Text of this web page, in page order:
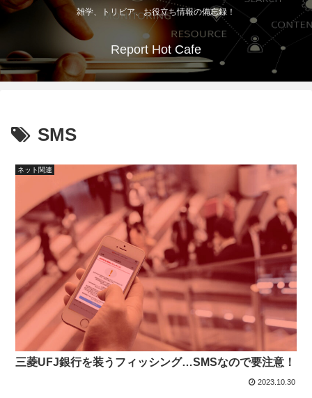
雑学、トリビア、お役立ち情報の備忘録！
Report Hot Cafe
SMS
ネット関連
三菱UFJ銀行を装うフィッシング…SMSなので要注意！
2023.10.30